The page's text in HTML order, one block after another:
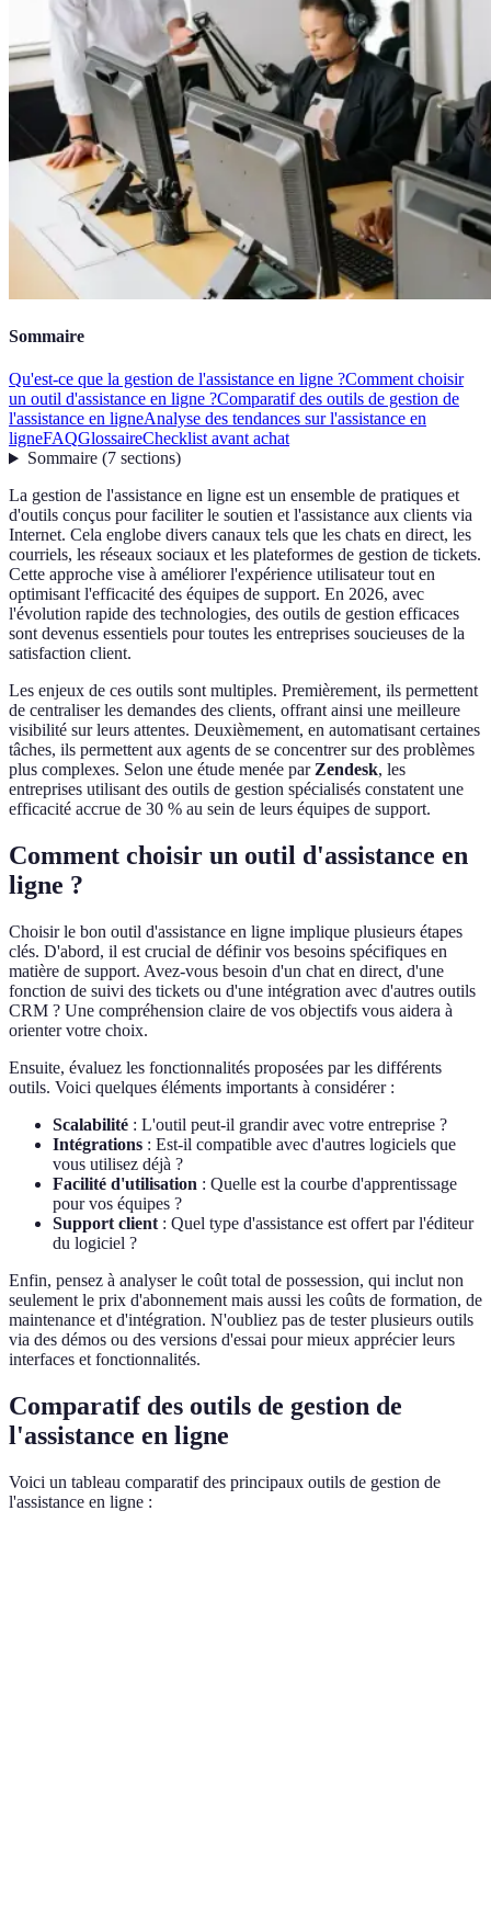
Sommaire
Qu'est-ce que la gestion de l'assistance en ligne ?Comment choisir
un outil d'assistance en ligne ?Comparatif des outils de gestion de
l'assistance en ligneAnalyse des tendances sur l'assistance en
ligneFAQGlossaireChecklist avant achat
Sommaire(7 sections)
La gestion de l'assistance en ligne est un ensemble de pratiques et
d'outils conçus pour faciliter le soutien et l'assistance aux clients via
Internet. Cela englobe divers canaux tels que les chats en direct, les
courriels, les réseaux sociaux et les plateformes de gestion de tickets.
Cette approche vise à améliorer l'expérience utilisateur tout en
optimisant l'efficacité des équipes de support. En 2026, avec
l'évolution rapide des technologies, des outils de gestion efficaces
sont devenus essentiels pour toutes les entreprises soucieuses de la
satisfaction client.
Les enjeux de ces outils sont multiples. Premièrement, ils permettent
de centraliser les demandes des clients, offrant ainsi une meilleure
visibilité sur leurs attentes. Deuxièmement, en automatisant certaines
tâches, ils permettent aux agents de se concentrer sur des problèmes
plus complexes. Selon une étude menée parZendesk, les
entreprises utilisant des outils de gestion spécialisés constatent une
efficacité accrue de 30 % au sein de leurs équipes de support.
Comment choisir un outil d'assistance en
ligne ?
Choisir le bon outil d'assistance en ligne implique plusieurs étapes
clés. D'abord, il est crucial de définir vos besoins spécifiques en
matière de support. Avez-vous besoin d'un chat en direct, d'une
fonction de suivi des tickets ou d'une intégration avec d'autres outils
CRM ? Une compréhension claire de vos objectifs vous aidera à
orienter votre choix.
Ensuite, évaluez les fonctionnalités proposées par les différents
outils. Voici quelques éléments importants à considérer :
Scalabilité : L'outil peut-il grandir avec votre entreprise ?
Intégrations : Est-il compatible avec d'autres logiciels que
vous utilisez déjà ?
Facilité d'utilisation : Quelle est la courbe d'apprentissage
pour vos équipes ?
Support client : Quel type d'assistance est offert par l'éditeur
du logiciel ?
Enfin, pensez à analyser le coût total de possession, qui inclut non
seulement le prix d'abonnement mais aussi les coûts de formation, de
maintenance et d'intégration. N'oubliez pas de tester plusieurs outils
via des démos ou des versions d'essai pour mieux apprécier leurs
interfaces et fonctionnalités.
Comparatif des outils de gestion de
l'assistance en ligne
Voici un tableau comparatif des principaux outils de gestion de
l'assistance en ligne :